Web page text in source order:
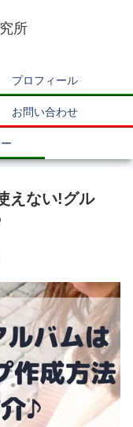
所
プロフィール
お問い合わせ
えない!グル